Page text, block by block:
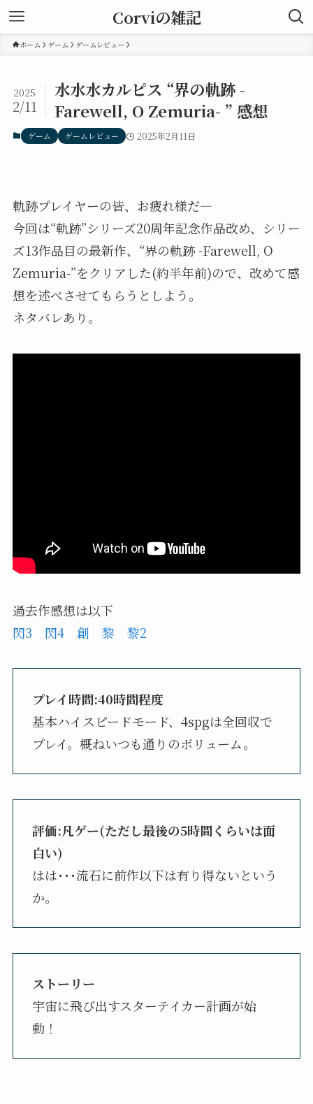
Corviの雑記
ホーム ゲーム ゲームレビュー
水水水カルピス “界の軌跡 -
Farewell, O Zemuria- ” 感想
2025
2/11
ゲーム ゲームレビュー 2025年2月11日
軌跡プレイヤーの皆、お疲れ様だ―
今回は“軌跡”シリーズ20周年記念作品改め、シリー
ズ13作品目の最新作、“界の軌跡 -Farewell, O
Zemuria-”をクリアした(約半年前)ので、改めて感
想を述べさせてもらうとしよう。
ネタバレあり。
過去作感想は以下
閃3
閃4 創 黎 黎2
プレイ時間:40時間程度
基本ハイスピードモード、4spgは全回収で
プレイ。概ねいつも通りのボリューム。
評価:凡ゲー(ただし最後の5時間くらいは面
白い)
はは･･･流石に前作以下は有り得ないという
か。
ストーリー
宇宙に飛び出すスターテイカー計画が始
動！